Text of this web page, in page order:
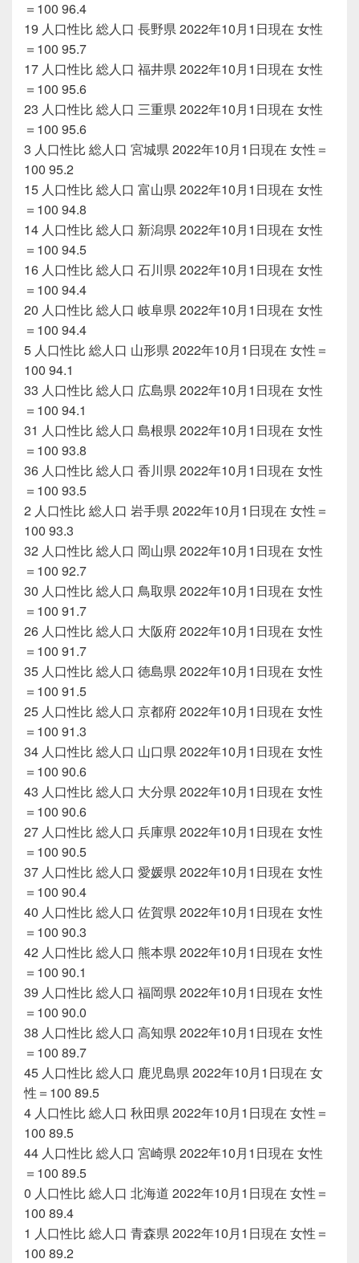
＝100 96.4
19 人口性比 総人口 長野県 2022年10月1日現在 女性
＝100 95.7
17 人口性比 総人口 福井県 2022年10月1日現在 女性
＝100 95.6
23 人口性比 総人口 三重県 2022年10月1日現在 女性
＝100 95.6
3 人口性比 総人口 宮城県 2022年10月1日現在 女性＝
100 95.2
15 人口性比 総人口 富山県 2022年10月1日現在 女性
＝100 94.8
14 人口性比 総人口 新潟県 2022年10月1日現在 女性
＝100 94.5
16 人口性比 総人口 石川県 2022年10月1日現在 女性
＝100 94.4
20 人口性比 総人口 岐阜県 2022年10月1日現在 女性
＝100 94.4
5 人口性比 総人口 山形県 2022年10月1日現在 女性＝
100 94.1
33 人口性比 総人口 広島県 2022年10月1日現在 女性
＝100 94.1
31 人口性比 総人口 島根県 2022年10月1日現在 女性
＝100 93.8
36 人口性比 総人口 香川県 2022年10月1日現在 女性
＝100 93.5
2 人口性比 総人口 岩手県 2022年10月1日現在 女性＝
100 93.3
32 人口性比 総人口 岡山県 2022年10月1日現在 女性
＝100 92.7
30 人口性比 総人口 鳥取県 2022年10月1日現在 女性
＝100 91.7
26 人口性比 総人口 大阪府 2022年10月1日現在 女性
＝100 91.7
35 人口性比 総人口 徳島県 2022年10月1日現在 女性
＝100 91.5
25 人口性比 総人口 京都府 2022年10月1日現在 女性
＝100 91.3
34 人口性比 総人口 山口県 2022年10月1日現在 女性
＝100 90.6
43 人口性比 総人口 大分県 2022年10月1日現在 女性
＝100 90.6
27 人口性比 総人口 兵庫県 2022年10月1日現在 女性
＝100 90.5
37 人口性比 総人口 愛媛県 2022年10月1日現在 女性
＝100 90.4
40 人口性比 総人口 佐賀県 2022年10月1日現在 女性
＝100 90.3
42 人口性比 総人口 熊本県 2022年10月1日現在 女性
＝100 90.1
39 人口性比 総人口 福岡県 2022年10月1日現在 女性
＝100 90.0
38 人口性比 総人口 高知県 2022年10月1日現在 女性
＝100 89.7
45 人口性比 総人口 鹿児島県 2022年10月1日現在 女
性＝100 89.5
4 人口性比 総人口 秋田県 2022年10月1日現在 女性＝
100 89.5
44 人口性比 総人口 宮崎県 2022年10月1日現在 女性
＝100 89.5
0 人口性比 総人口 北海道 2022年10月1日現在 女性＝
100 89.4
1 人口性比 総人口 青森県 2022年10月1日現在 女性＝
100 89.2